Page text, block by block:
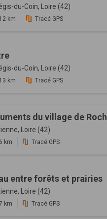
du-Coin, Loire (42)
12 km Tracé GPS
du-Coin, Loire (42)
13 km Tracé GPS
du village de
Loire (42)
6 km Tracé GPS
entre forêts et prairies
Loire (42)
km Tracé GPS